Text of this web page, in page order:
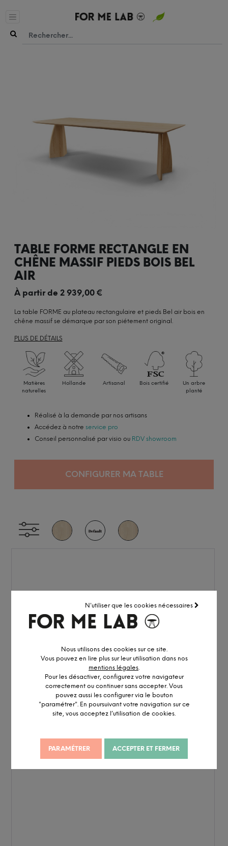
N'utiliser que les cookies nécessaires
Nous utilisons des cookies sur ce site.
Vous pouvez en lire plus sur leur utilisation dans nos
mentions légales.
Pour les désactiver, configurez votre navigateur
correctement ou continuer sans accepter. Vous
pouvez aussi les configurer via le bouton
"paramétrer". En poursuivant votre navigation sur ce
site, vous acceptez l’utilisation de cookies.
PARAMÉTRER ACCEPTER ET FERMER
TABLE FORME RECTANGLE EN
CHÊNE MASSIF PIEDS BOIS BEL
AIR
À partir de 2 939,00€
La table FORME au plateau rectangulaire et pieds Bel air bois en
chêne massif se démarque par son piétement original.
PLUS DE DÉTAILS
Matières
naturelles
Hollande Artisanal Bois certifié
Un arbre
planté
Réalisé à la demande par nos artisans
Accédez à notre service pro
Conseil personnalisé par visio ou RDV showroom
CONFIGURER MA TABLE